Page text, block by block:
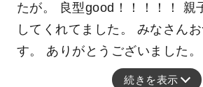
たが。 良型good！！！！！ 親
してくれてました。 みなさん
す。 ありがとうございました。
続きを表示